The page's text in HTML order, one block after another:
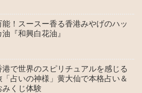
能！スースー香る香港みやげのハッ
油『和興白花油』
港で世界のスピリチュアルを感じる
「占いの神様」黄大仙で本格占い＆
みくじ体験